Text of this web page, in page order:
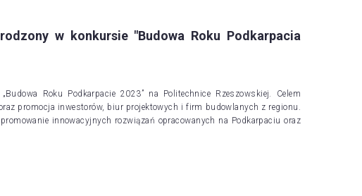
w konkursie "Budowa Roku Podkarpacia
Roku Podkarpacie 2023” na Politechnice Rzeszowskiej. Celem
promocja inwestorów, biur projektowych i firm budowlanych z regionu.
innowacyjnych rozwiązań opracowanych na Podkarpaciu oraz